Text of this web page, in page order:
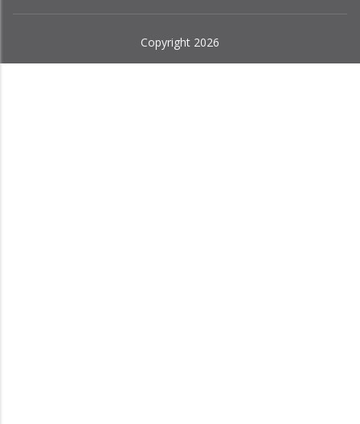
Copyright 2026